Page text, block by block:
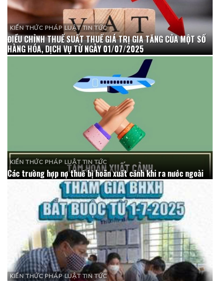
KIẾN THỨC PHÁP LUẬT TIN TỨC
ĐIỀU CHỈNH THUẾ SUẤT THUẾ GIÁ TRỊ GIA TĂNG CỦA MỘT SỐ
HÀNG HÓA, DỊCH VỤ TỪ NGÀY 01/07/2025
KIẾN THỨC PHÁP LUẬT TIN TỨC
Các trường hợp nợ thuế bị hoãn xuất cảnh khi ra nước ngoài
KIẾN THỨC PHÁP LUẬT TIN TỨC